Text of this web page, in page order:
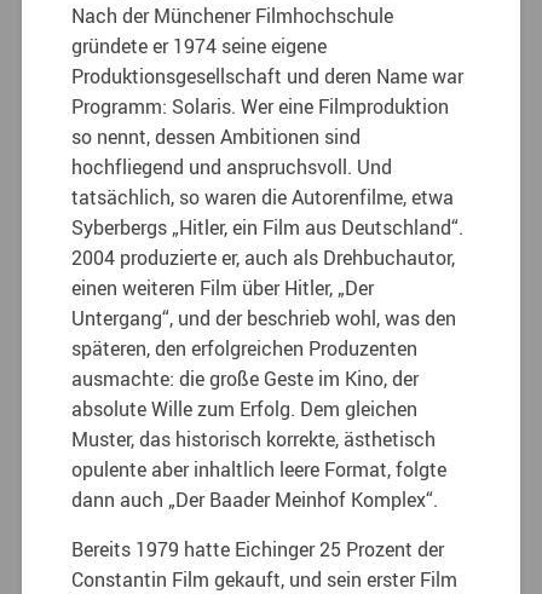
Nach der Münchener Filmhochschule
gründete er 1974 seine eigene
Produktionsgesellschaft und deren Name war
Programm: Solaris. Wer eine Filmproduktion
so nennt, dessen Ambitionen sind
hochfliegend und anspruchsvoll. Und
tatsächlich, so waren die Autorenfilme, etwa
Syberbergs „Hitler, ein Film aus Deutschland“.
2004 produzierte er, auch als Drehbuchautor,
einen weiteren Film über Hitler, „Der
Untergang“, und der beschrieb wohl, was den
späteren, den erfolgreichen Produzenten
ausmachte: die große Geste im Kino, der
absolute Wille zum Erfolg. Dem gleichen
Muster, das historisch korrekte, ästhetisch
opulente aber inhaltlich leere Format, folgte
dann auch „Der Baader Meinhof Komplex“.
Bereits 1979 hatte Eichinger 25 Prozent der
Constantin Film gekauft, und sein erster Film